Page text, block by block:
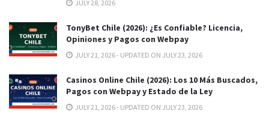
JULY 28, 2026
TonyBet Chile (2026): ¿Es Confiable? Licencia,
Opiniones y Pagos con Webpay
JULY 21, 2026 - UPDATED ON JULY 23, 2026
Casinos Online Chile (2026): Los 10 Más Buscados,
Pagos con Webpay y Estado de la Ley
JULY 21, 2026 - UPDATED ON JULY 23, 2026